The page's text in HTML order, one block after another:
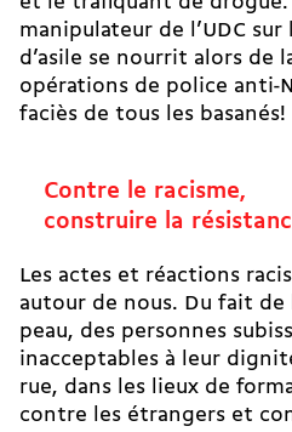
manipulateur de l’UDC
d’asile se nourrit alors de
opérations de police anti-
faciès de tous les basanés!
Contre le racisme,
construire la
Les actes et réactions
autour de nous. Du fait de
peau, des personnes
inacceptables à leur
rue, dans les lieux de
contre les étrangers et